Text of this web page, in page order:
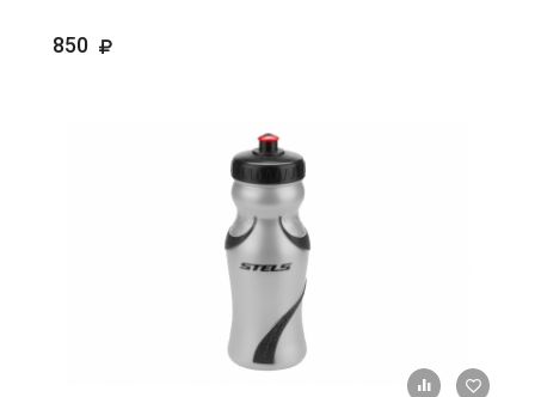
850
+ К